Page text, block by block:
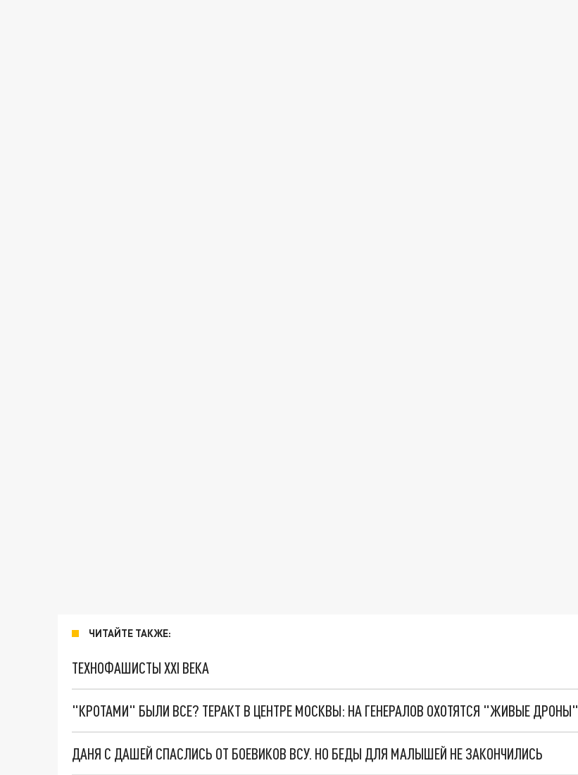
ЧИТАЙТЕ ТАКЖЕ:
ТЕХНОФАШИСТЫ XXI ВЕКА
"КРОТАМИ" БЫЛИ ВСЕ? ТЕРАКТ В ЦЕНТРЕ МОСКВЫ: НА ГЕНЕРАЛОВ ОХОТЯТСЯ "ЖИВЫЕ ДРОНЫ"
ДАНЯ С ДАШЕЙ СПАСЛИСЬ ОТ БОЕВИКОВ ВСУ. НО БЕДЫ ДЛЯ МАЛЫШЕЙ НЕ ЗАКОНЧИЛИСЬ